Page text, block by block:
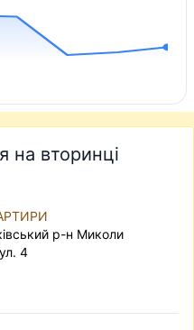
на вторинці
р-н Миколи
4